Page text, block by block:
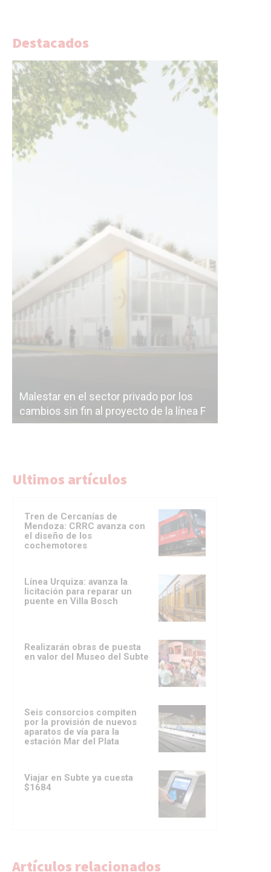
Destacados
Malestar en el sector privado por los
cambios sin fin al proyecto de la línea F
Ultimos artículos
Tren de Cercanías de
Mendoza: CRRC avanza con
el diseño de los
cochemotores
Línea Urquiza: avanza la
licitación para reparar un
puente en Villa Bosch
Realizarán obras de puesta
en valor del Museo del Subte
Seis consorcios compiten
por la provisión de nuevos
aparatos de vía para la
estación Mar del Plata
Viajar en Subte ya cuesta
$1684
Artículos relacionados